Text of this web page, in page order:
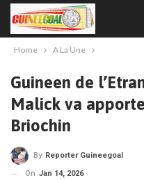
Home A La Une
Guineen de
Malick va
Briochin
By Reporter Guineegoal
On Jan 14, 2026